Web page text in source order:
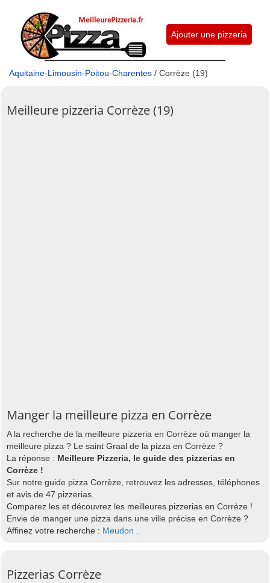
Ajouter une pizzeria
Aquitaine-Limousin-Poitou-Charentes / Corrèze (19)
Meilleure pizzeria Corrèze (19)
Manger la meilleure pizza en Corrèze
A la recherche de la meilleure pizzeria en Corrèze où manger la
meilleure pizza ? Le saint Graal de la pizza en Corrèze ?
La réponse : Meilleure Pizzeria, le guide des pizzerias en
Corrèze !
Sur notre guide pizza Corrèze, retrouvez les adresses, téléphones
et avis de 47 pizzerias.
Comparez les et découvrez les meilleures pizzerias en Corrèze !
Envie de manger une pizza dans une ville précise en Corrèze ?
Affinez votre recherche : Meudon
Pizzerias Corrèze